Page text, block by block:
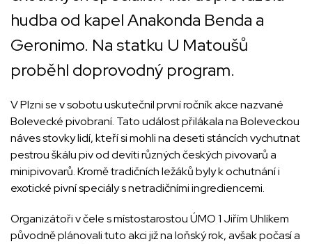
hudba od kapel Anakonda Benda a
Geronimo. Na statku U Matoušů
proběhl doprovodný program.
V Plzni se v sobotu uskutečnil první ročník akce nazvané
Bolevecké pivobraní. Tato událost přilákala na Boleveckou
náves stovky lidí, kteří si mohli na deseti stáncích vychutnat
pestrou škálu piv od devíti různých českých pivovarů a
minipivovarů. Kromě tradičních ležáků byly k ochutnání i
exotické pivní speciály s netradičními ingrediencemi.
Organizátoři v čele s místostarostou ÚMO 1 Jiřím Uhlíkem
původně plánovali tuto akci již na loňský rok, avšak počasí a